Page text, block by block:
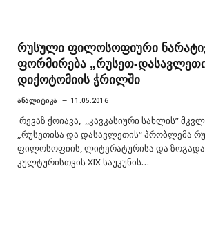
რუსული ფილოსოფიური
ფორმირება „რუსეთ-
დიქოტომიის ჭრილში
ᲐᲜᲐᲚᲘᲢᲘᲙᲐ 11.05.2016
რევაზ ქოიავა, ,,კავკასიური სახლის”
„რუსეთისა და დასავლეთის“ პრობლემა
ფილოსოფიის, ლიტერატურისა და
კულტურისთვის XIX საუკუნის…